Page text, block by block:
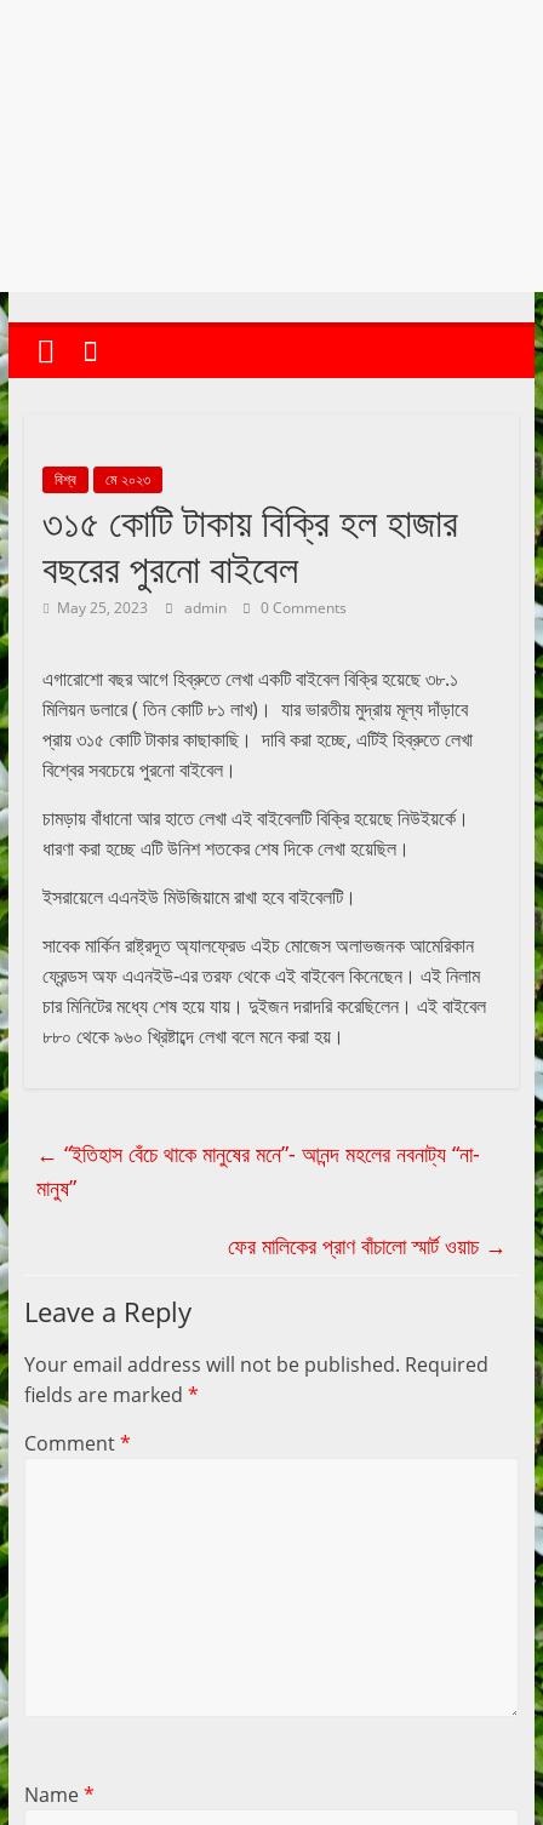
বিশ্ব মে ২০২৩
৩১৫ কোটি টাকায় বিক্রি হল হাজার
বছরের পুরনো বাইবেল
May 25, 2023 admin 0 Comments
এগারোশো বছর আগে হিব্রুতে লেখা একটি বাইবেল বিক্রি হয়েছে ৩৮.১
মিলিয়ন ডলারে ( তিন কোটি ৮১ লাখ)। যার ভারতীয় মুদ্রায় মূল্য দাঁড়াবে
প্রায় ৩১৫ কোটি টাকার কাছাকাছি। দাবি করা হচ্ছে, এটিই হিব্রুতে লেখা
বিশ্বের সবচেয়ে পুরনো বাইবেল।
চামড়ায় বাঁধানো আর হাতে লেখা এই বাইবেলটি বিক্রি হয়েছে নিউইয়র্কে।
ধারণা করা হচ্ছে এটি উনিশ শতকের শেষ দিকে লেখা হয়েছিল।
ইসরায়েলে এএনইউ মিউজিয়ামে রাখা হবে বাইবেলটি।
সাবেক মার্কিন রাষ্ট্রদূত অ্যালফ্রেড এইচ মোজেস অলাভজনক আমেরিকান
ফ্রেন্ডস অফ এএনইউ-এর তরফ থেকে এই বাইবেল কিনেছেন। এই নিলাম
চার মিনিটের মধ্যে শেষ হয়ে যায়। দুইজন দরাদরি করেছিলেন। এই বাইবেল
৮৮০ থেকে ৯৬০ খ্রিষ্টাব্দে লেখা বলে মনে করা হয়।
← “ইতিহাস বেঁচে থাকে মানুষের মনে”- আনন্দ মহলের নবনাট্য “না-
মানুষ”
ফের মালিকের প্রাণ বাঁচালো স্মার্ট ওয়াচ →
Leave a Reply
Your email address will not be published. Required
fields are marked *
Comment*
Name*